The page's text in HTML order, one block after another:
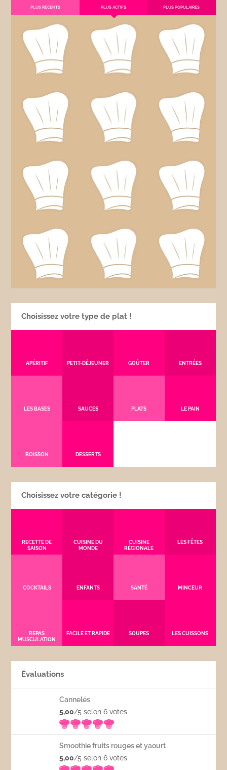
PLUS RÉCENTS PLUS ACTIFS PLUS POPULAIRES
Choisissez votre type de plat !
APÉRITIF PETIT-DÉJEUNER GOÛTER ENTRÉES
LES BASES SAUCES PLATS LE PAIN
BOISSON DESSERTS
Choisissez votre catégorie !
RECETTE DE
SAISON
CUISINE DU
MONDE
CUISINE
RÉGIONALE
LES FÊTES
COCKTAILS ENFANTS SANTÉ MINCEUR
REPAS
MUSCULATION
FACILE ET RAPIDE SOUPES LES CUISSONS
Évaluations
Cannelés
5,00/5 selon 6votes
Smoothie fruits rouges et yaourt
5,00/5 selon 6votes